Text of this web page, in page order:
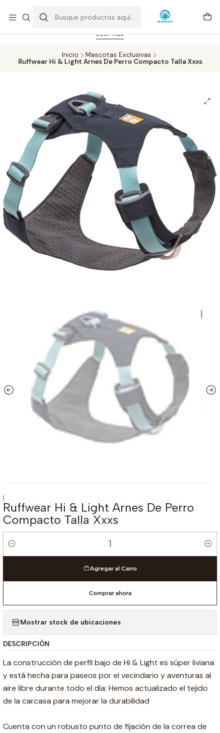
Feriado 21-05-2026 atención hasta las 14 hrs. Envío GRATIS mismo
día solo área Metropolitana Santiago por compras desde CLP 39.900.
Pedidos hasta 16 hrs., sábados y domingos hasta 14 hrs.
Leer más
Inicio
Mascotas Exclusivas
Ruffwear Hi & Light Arnes De Perro Compacto Talla Xxxs
|
Ruffwear Hi & Light Arnes De Perro
Compacto Talla Xxxs
Cantidad
Agregar al Carro
Comprar ahora
Mostrar stock de ubicaciones
DESCRIPCIÓN
La construcción de perfil bajo de Hi & Light es súper liviana
y está hecha para paseos por el vecindario y aventuras al
aire libre durante todo el día; Hemos actualizado el tejido
de la carcasa para mejorar la durabilidad
Cuenta con un robusto punto de fijación de la correa de